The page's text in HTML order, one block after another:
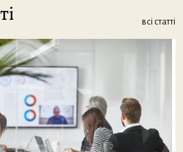
всі статті